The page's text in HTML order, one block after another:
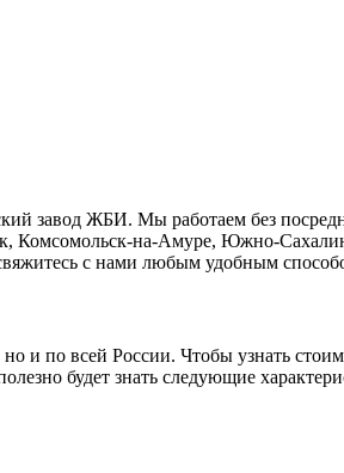
завод ЖБИ. Мы работаем без
Комсомольск-на-Амуре, Южно-
свяжитесь с нами любым удобным
и по всей России. Чтобы узнать
будет знать следующие